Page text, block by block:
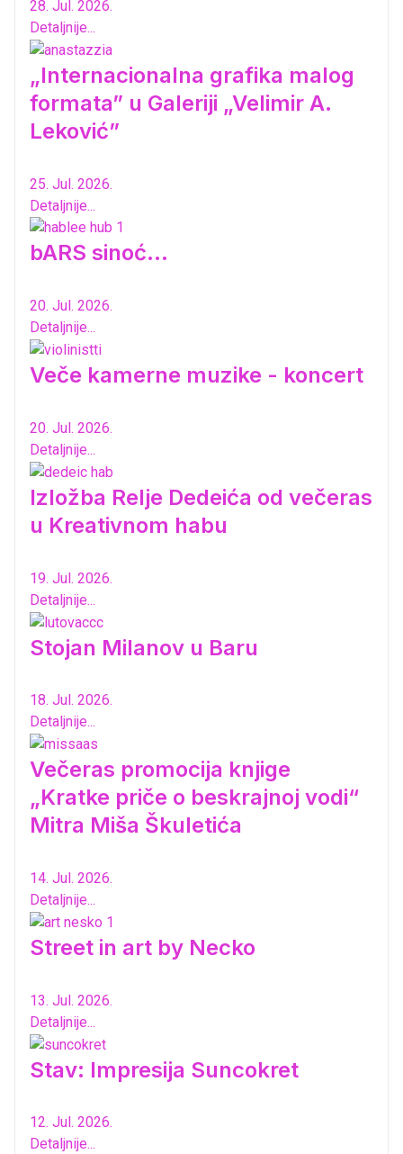
28. Jul. 2026.
Detaljnije...
„Internacionalna grafika malog
formata” u Galeriji „Velimir A.
Leković”
25. Jul. 2026.
Detaljnije...
bARS sinoć...
20. Jul. 2026.
Detaljnije...
Veče kamerne muzike - koncert
20. Jul. 2026.
Detaljnije...
Izložba Relje Dedeića od večeras
u Kreativnom habu
19. Jul. 2026.
Detaljnije...
Stojan Milanov u Baru
18. Jul. 2026.
Detaljnije...
Večeras promocija knjige
„Kratke priče o beskrajnoj vodi“
Mitra Miša Škuletića
14. Jul. 2026.
Detaljnije...
Street in art by Necko
13. Jul. 2026.
Detaljnije...
Stav: Impresija Suncokret
12. Jul. 2026.
Detaljnije...